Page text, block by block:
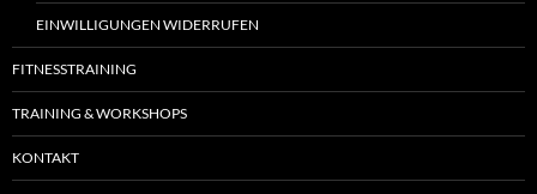
EINWILLIGUNGEN WIDERRUFEN
FITNESSTRAINING
TRAINING & WORKSHOPS
KONTAKT